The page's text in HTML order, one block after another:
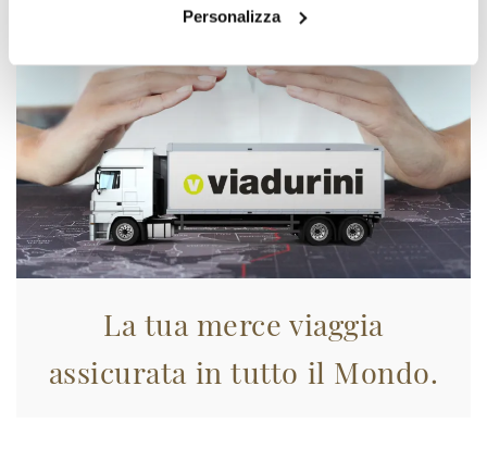
Personalizza
La tua merce viaggia
assicurata in tutto il Mondo.